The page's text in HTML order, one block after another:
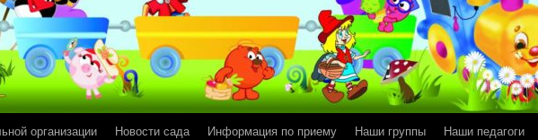
организации Новости сада Информация по приему Наши группы
Наши педагоги